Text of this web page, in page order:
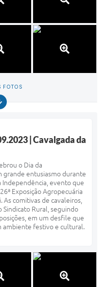
FOTOS
| Cavalgada da
o Dia da
grande entusiasmo durante
Independência, evento que
Exposição Agropecuária
As comitivas de cavaleiros,
Sindicato Rural, seguindo
em um desfile que
ambiente festivo e cultural.